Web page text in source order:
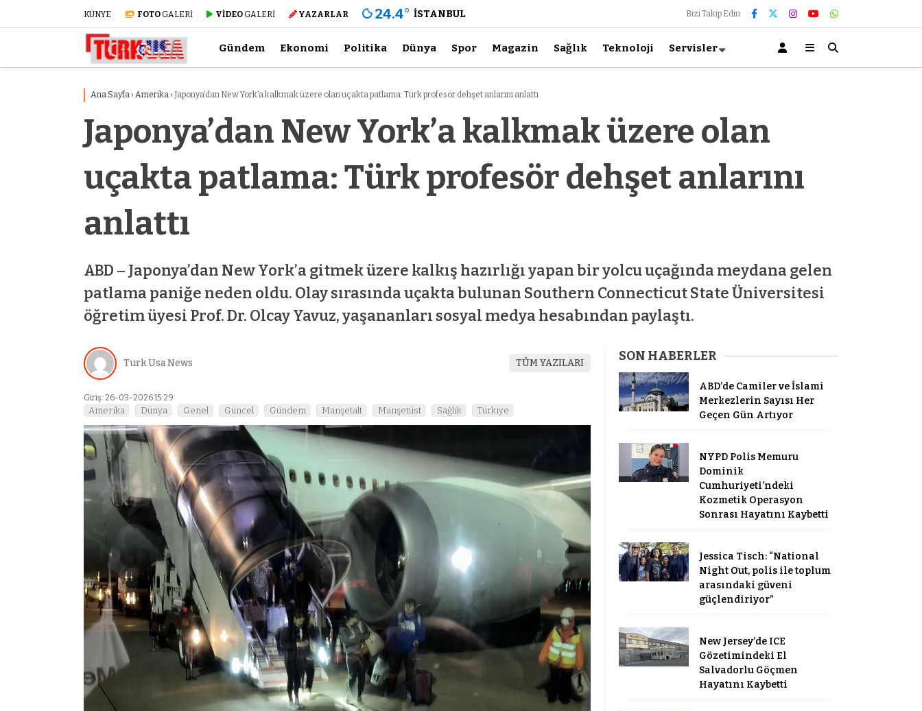
KÜNYE FOTO GALERİ VİDEO GALERİ YAZARLAR 24.4° İSTANBUL Bizi Takip Edin
Gündem Ekonomi Politika Dünya Spor Magazin Sağlık Teknoloji Servisler
Ana Sayfa › Amerika › Japonya’dan New York’a kalkmak üzere olan uçakta patlama: Türk profesör dehşet anlarını anlattı
Japonya’dan New York’a kalkmak üzere olan
uçakta patlama: Türk profesör dehşet anlarını
anlattı
ABD – Japonya’dan New York’a gitmek üzere kalkış hazırlığı yapan bir yolcu uçağında meydana gelen
patlama paniğe neden oldu. Olay sırasında uçakta bulunan Southern Connecticut State Üniversitesi
öğretim üyesi Prof. Dr. Olcay Yavuz, yaşananları sosyal medya hesabından paylaştı.
Turk Usa News TÜM YAZILARI
Giriş: 26-03-2026 15:29
Amerika Dünya Genel Güncel Gündem Manşetalt Manşetüst Sağlık Türkiye
SON HABERLER
ABD’de Camiler ve İslami
Merkezlerin Sayısı Her
Geçen Gün Artıyor
NYPD Polis Memuru
Dominik
Cumhuriyeti’ndeki
Kozmetik Operasyon
Sonrası Hayatını Kaybetti
Jessica Tisch: “National
Night Out, polis ile toplum
arasındaki güveni
güçlendiriyor”
New Jersey’de ICE
Gözetimindeki El
Salvadorlu Göçmen
Hayatını Kaybetti